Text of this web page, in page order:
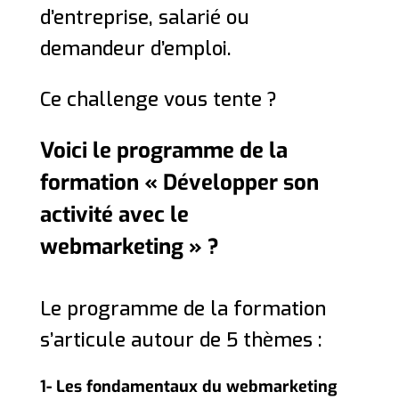
d’entreprise, salarié ou
demandeur d’emploi.
Ce challenge vous tente ?
Voici le programme de la
formation « Développer son
activité avec le
webmarketing » ?
Le programme de la formation
s’articule autour de 5 thèmes :
1- Les fondamentaux du webmarketing